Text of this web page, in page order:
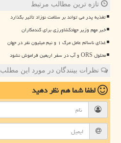
تازه ترین مطالب مرتبط
تغذیه پدر می تواند بر سلامت نوزاد تأثیر بگذارد
خبر مهم وزیر جهادکشاورزی برای گندمکاران
غذای ناسالم عامل مرگ ۱ و نیم میلیون نفر در جهان
محلول ORS و آب در سفر اربعین فراموش نشود
نظرات بینندگان در مورد این مطلب
لطفا شما همنظر دهید